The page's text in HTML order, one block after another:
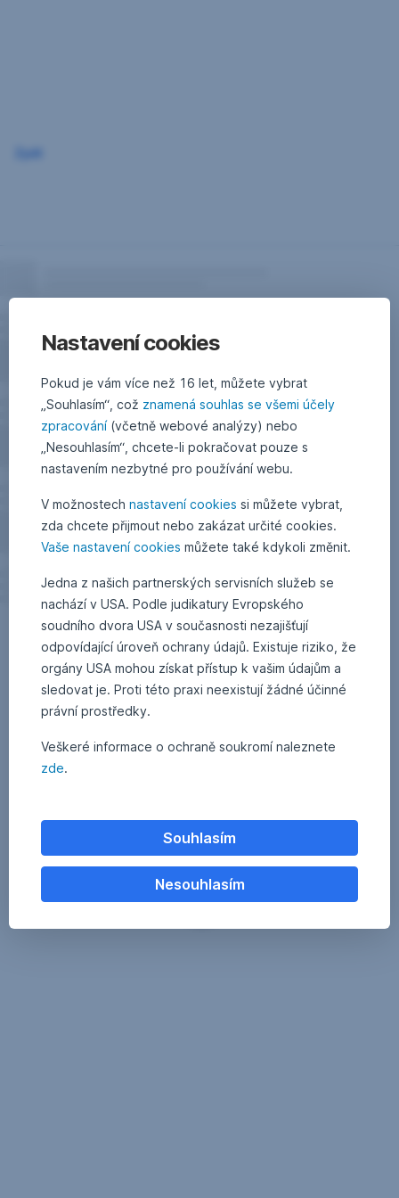
Nastavení cookies
Pokud je vám více než 16 let, můžete vybrat
„Souhlasím“, což znamená souhlas se všemi účely
zpracování(včetně webové analýzy) nebo
„Nesouhlasím“, chcete-li pokračovat pouze s
nastavením nezbytné pro používání webu.
V možnostech nastavení cookies si můžete vybrat,
zda chcete přijmout nebo zakázat určité cookies.
Vaše nastavení cookies můžete také kdykoli změnit.
Jedna z našich partnerských servisních služeb se
nachází v USA. Podle judikatury Evropského
soudního dvora USA v současnosti nezajišťují
odpovídající úroveň ochrany údajů. Existuje riziko, že
orgány USA mohou získat přístup k vašim údajům a
sledovat je. Proti této praxi neexistují žádné účinné
právní prostředky.
Veškeré informace o ochraně soukromí naleznete
zde.
Souhlasím
Nesouhlasím